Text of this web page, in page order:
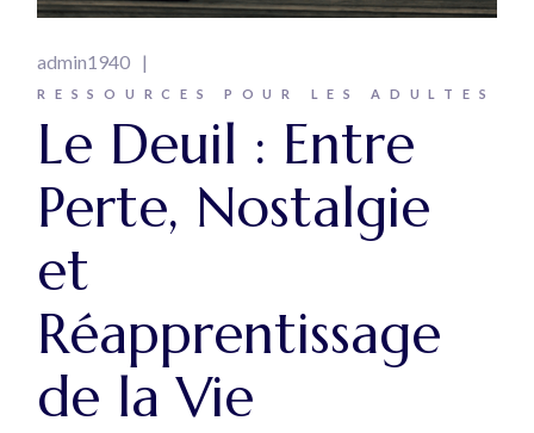
admin1940
RESSOURCES POUR LES ADULTES
Le Deuil : Entre
Perte, Nostalgie
et
Réapprentissage
de la Vie